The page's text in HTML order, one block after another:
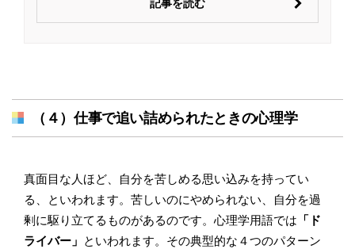
記事を読む
（４）仕事で追い詰められたときの心理学
真面目な人ほど、自分を苦しめる思い込みを持ってい
る、といわれます。苦しいのにやめられない、自分を過
剰に駆り立てるものがあるのです。心理学用語では 「ド
ライバー」 といわれます。その典型的な４つのパターン